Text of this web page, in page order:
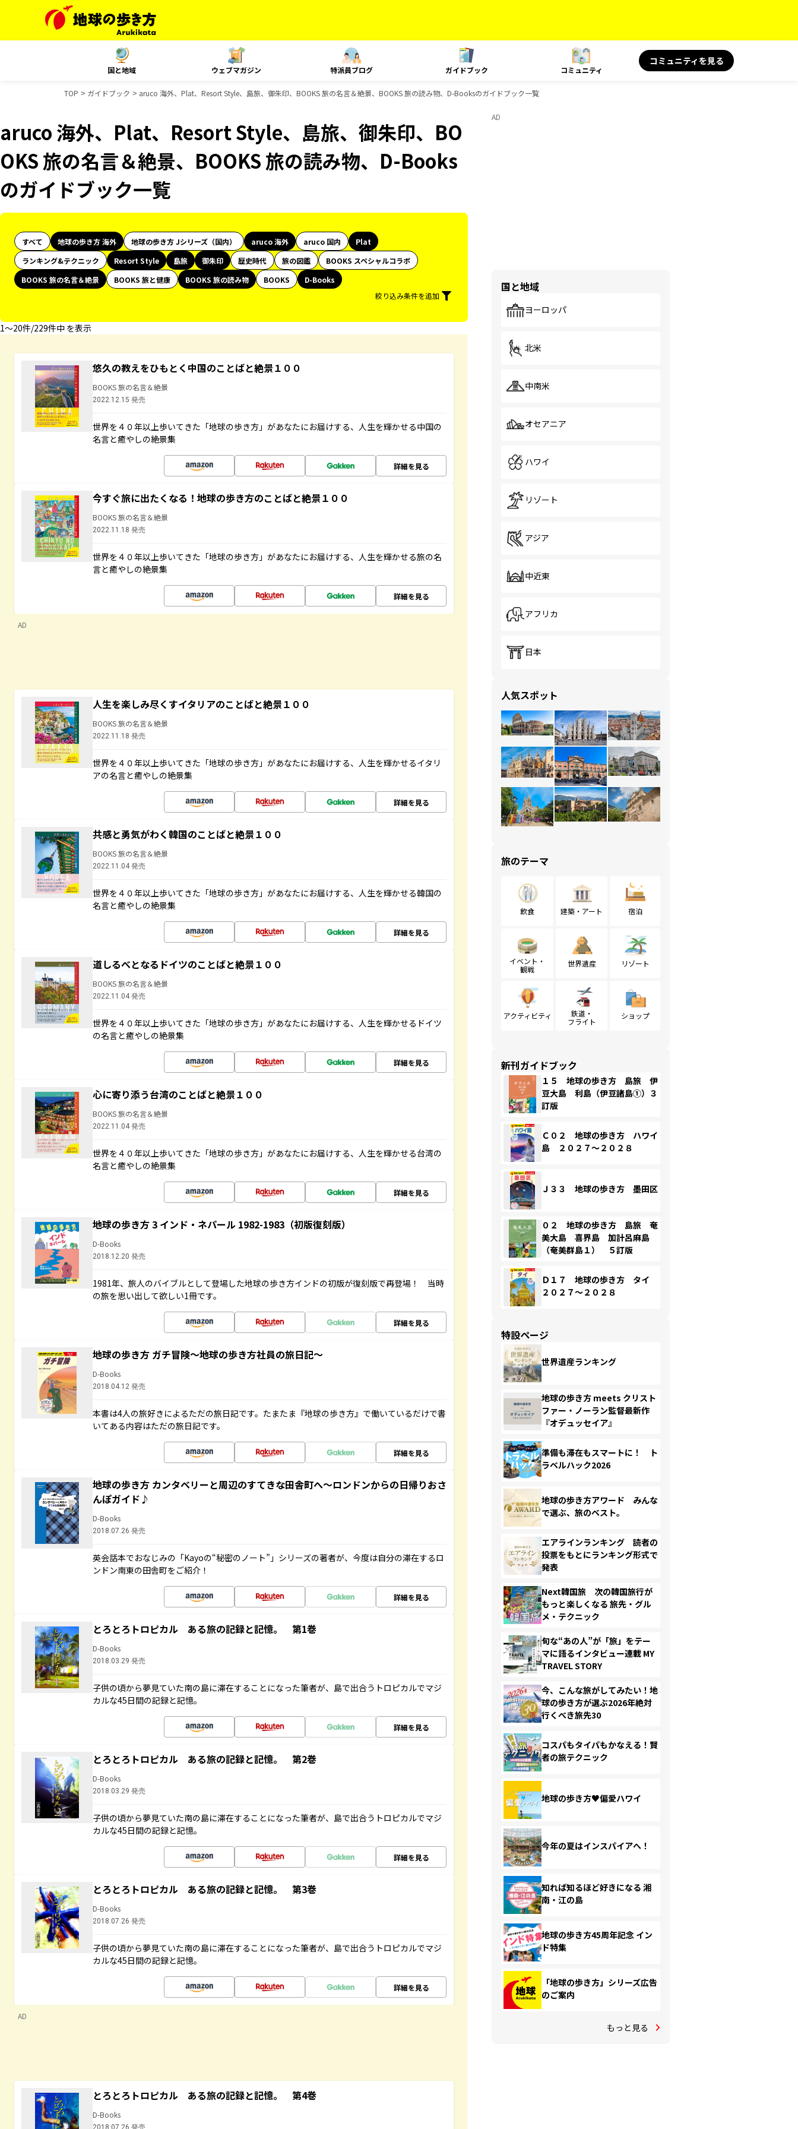
国と地域 ウェブマガジン 特派員ブログ ガイドブック コミュニティ
コミュニティを見る
TOP ガイドブック aruco 海外、Plat、Resort Style、島旅、御朱印、BOOKS 旅の名言＆絶景、BOOKS 旅の読み物、D-Booksのガイドブック一覧
aruco 海外、Plat、Resort Style、島旅、御朱印、BO
OKS 旅の名言＆絶景、BOOKS 旅の読み物、D-Books
のガイドブック一覧
すべて 地球の歩き方 海外 地球の歩き方 Jシリーズ（国内） aruco 海外 aruco 国内
Plat
ランキング&テクニック
Resort Style 島旅 御朱印 歴史時代 旅の図鑑
BOOKS スペシャルコラボ
BOOKS 旅の名言＆絶景
BOOKS 旅と健康 BOOKS 旅の読み物 BOOKS
D-Books
絞り込み条件を追加
1〜20件/229件中 を表示
悠久の教えをひもとく中国のことばと絶景１００
BOOKS 旅の名言＆絶景
2022.12.15 発売
世界を４０年以上歩いてきた「地球の歩き方」があなたにお届けする、人生を輝かせる中国の
名言と癒やしの絶景集
詳細を見る
今すぐ旅に出たくなる！地球の歩き方のことばと絶景１００
BOOKS 旅の名言＆絶景
2022.11.18 発売
世界を４０年以上歩いてきた「地球の歩き方」があなたにお届けする、人生を輝かせる旅の名
言と癒やしの絶景集
詳細を見る
AD
人生を楽しみ尽くすイタリアのことばと絶景１００
BOOKS 旅の名言＆絶景
2022.11.18 発売
世界を４０年以上歩いてきた「地球の歩き方」があなたにお届けする、人生を輝かせるイタリ
アの名言と癒やしの絶景集
詳細を見る
共感と勇気がわく韓国のことばと絶景１００
BOOKS 旅の名言＆絶景
2022.11.04 発売
世界を４０年以上歩いてきた「地球の歩き方」があなたにお届けする、人生を輝かせる韓国の
名言と癒やしの絶景集
詳細を見る
道しるべとなるドイツのことばと絶景１００
BOOKS 旅の名言＆絶景
2022.11.04 発売
世界を４０年以上歩いてきた「地球の歩き方」があなたにお届けする、人生を輝かせるドイツ
の名言と癒やしの絶景集
詳細を見る
心に寄り添う台湾のことばと絶景１００
BOOKS 旅の名言＆絶景
2022.11.04 発売
世界を４０年以上歩いてきた「地球の歩き方」があなたにお届けする、人生を輝かせる台湾の
名言と癒やしの絶景集
詳細を見る
地球の歩き方 3 インド・ネパール 1982-1983（初版復刻版）
D-Books
2018.12.20 発売
1981年、旅人のバイブルとして登場した地球の歩き方インドの初版が復刻版で再登場！ 当時
の旅を思い出して欲しい1冊です。
詳細を見る
地球の歩き方 ガチ冒険～地球の歩き方社員の旅日記～
D-Books
2018.04.12 発売
本書は4人の旅好きによるただの旅日記です。たまたま『地球の歩き方』で働いているだけで書
いてある内容はただの旅日記です。
詳細を見る
地球の歩き方 カンタベリーと周辺のすてきな田舎町へ～ロンドンからの日帰りおさ
んぽガイド♪
D-Books
2018.07.26 発売
英会話本でおなじみの「Kayoの“秘密のノート”」シリーズの著者が、今度は自分の滞在するロ
ンドン南東の田舎町をご紹介！
詳細を見る
とろとろトロピカル ある旅の記録と記憶。 第1巻
D-Books
2018.03.29 発売
子供の頃から夢見ていた南の島に滞在することになった筆者が、島で出合うトロピカルでマジ
カルな45日間の記録と記憶。
詳細を見る
とろとろトロピカル ある旅の記録と記憶。 第2巻
D-Books
2018.03.29 発売
子供の頃から夢見ていた南の島に滞在することになった筆者が、島で出合うトロピカルでマジ
カルな45日間の記録と記憶。
詳細を見る
とろとろトロピカル ある旅の記録と記憶。 第3巻
D-Books
2018.07.26 発売
子供の頃から夢見ていた南の島に滞在することになった筆者が、島で出合うトロピカルでマジ
カルな45日間の記録と記憶。
詳細を見る
AD
とろとろトロピカル ある旅の記録と記憶。 第4巻
D-Books
2018.07.26 発売
AD
国と地域
ヨーロッパ
北米
中南米
オセアニア
ハワイ
リゾート
アジア
中近東
アフリカ
日本
人気スポット
旅のテーマ
飲食 建築・アート 宿泊
イベント・
観戦
世界遺産 リゾート
アクティビティ
鉄道・
フライト
ショップ
新刊ガイドブック
１５ 地球の歩き方 島旅 伊
豆大島 利島（伊豆諸島①）３
訂版
Ｃ０２ 地球の歩き方 ハワイ
島 ２０２７～２０２８
Ｊ３３ 地球の歩き方 墨田区
０２ 地球の歩き方 島旅 奄
美大島 喜界島 加計呂麻島
（奄美群島１） ５訂版
Ｄ１７ 地球の歩き方 タイ
２０２７～２０２８
特設ページ
世界遺産ランキング
地球の歩き方 meets クリスト
ファー・ノーラン監督最新作
『オデュッセイア』
準備も滞在もスマートに！ ト
ラベルハック2026
地球の歩き方アワード みんな
で選ぶ、旅のベスト。
エアラインランキング 読者の
投票をもとにランキング形式で
発表
Next韓国旅 次の韓国旅行が
もっと楽しくなる 旅先・グル
メ・テクニック
旬な“あの人”が「旅」をテー
マに語るインタビュー連載 MY
TRAVEL STORY
今、こんな旅がしてみたい！地
球の歩き方が選ぶ2026年絶対
行くべき旅先30
コスパもタイパもかなえる！賢
者の旅テクニック
地球の歩き方♥偏愛ハワイ
今年の夏はインスパイアへ！
知れば知るほど好きになる 湘
南・江の島
地球の歩き方45周年記念 イン
ド特集
「地球の歩き方」シリーズ広告
のご案内
もっと見る